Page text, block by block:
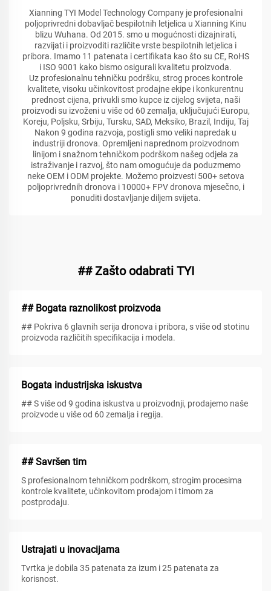
Xianning TYI Model Technology Company je profesionalni
poljoprivredni dobavljač bespilotnih letjelica u Xianning Kinu
blizu Wuhana. Od 2015. smo u mogućnosti dizajnirati,
razvijati i proizvoditi različite vrste bespilotnih letjelica i
pribora. Imamo 11 patenata i certifikata kao što su CE, RoHS
i ISO 9001 kako bismo osigurali kvalitetu proizvoda.
Uz profesionalnu tehničku podršku, strog proces kontrole
kvalitete, visoku učinkovitost prodajne ekipe i konkurentnu
prednost cijena, privukli smo kupce iz cijelog svijeta, naši
proizvodi su izvoženi u više od 60 zemalja, uključujući Europu,
Koreju, Poljsku, Srbiju, Tursku, SAD, Meksiko, Brazil, Indiju, Taj
Nakon 9 godina razvoja, postigli smo veliki napredak u
industriji dronova. Opremljeni naprednom proizvodnom
linijom i snažnom tehničkom podrškom našeg odjela za
istraživanje i razvoj, što nam omogućuje da poduzmemo
neke OEM i ODM projekte. Možemo proizvesti 500+ setova
poljoprivrednih dronova i 10000+ FPV dronova mjesečno, i
ponuditi dostavljanje diljem svijeta.
## Zašto odabrati TYI
## Bogata raznolikost proizvoda
## Pokriva 6 glavnih serija dronova i pribora, s više od stotinu
proizvoda različitih specifikacija i modela.
Bogata industrijska iskustva
## S više od 9 godina iskustva u proizvodnji, prodajemo naše
proizvode u više od 60 zemalja i regija.
## Savršen tim
S profesionalnom tehničkom podrškom, strogim procesima
kontrole kvalitete, učinkovitom prodajom i timom za
postprodaju.
Ustrajati u inovacijama
Tvrtka je dobila 35 patenata za izum i 25 patenata za
korisnost.